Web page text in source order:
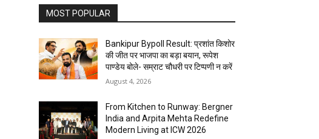
MOST POPULAR
Bankipur Bypoll Result: प्रशांत किशोर
की जीत पर भाजपा का बड़ा बयान, रूपेश
पाण्डेय बोले- सम्राट चौधरी पर टिप्पणी न करें
August 4, 2026
From Kitchen to Runway: Bergner
India and Arpita Mehta Redefine
Modern Living at ICW 2026